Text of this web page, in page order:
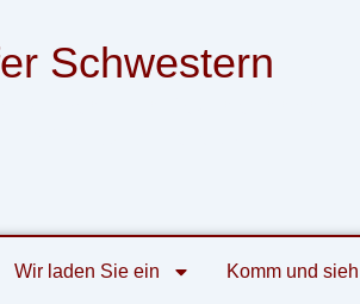
Schwestern
Wir laden Sie ein Komm und sieh